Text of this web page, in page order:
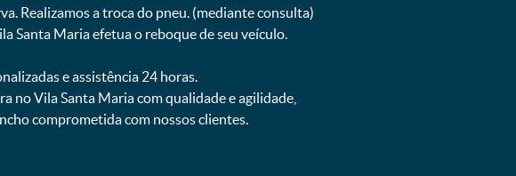
Realizamos a troca do pneu. (mediante consulta)
Santa Maria efetua o reboque de seu veículo.
e assistência 24 horas.
no Vila Santa Maria com qualidade e agilidade,
comprometida com nossos clientes.